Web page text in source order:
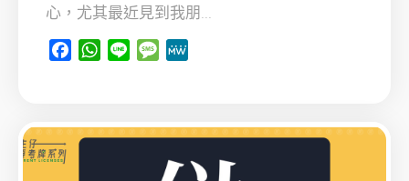
心，尤其最近見到我朋...
FacebookWhatsApp
Line Message